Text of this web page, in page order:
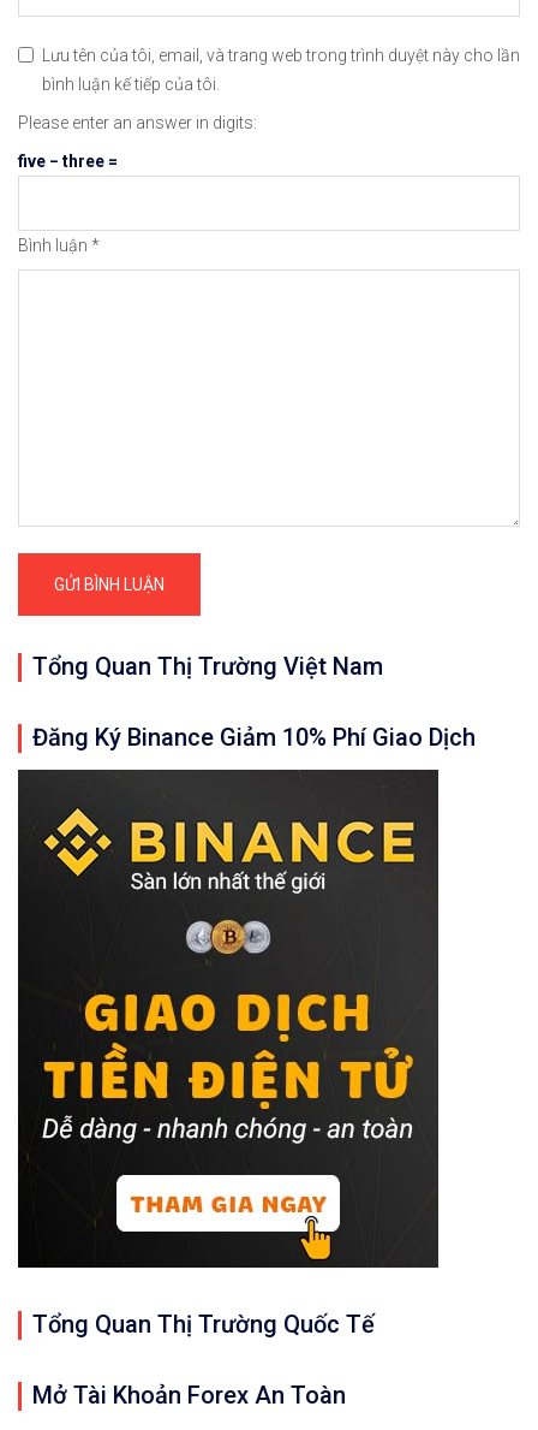
Lưu tên của tôi, email, và trang web trong trình duyệt này cho lần
bình luận kế tiếp của tôi.
Please enter an answer in digits:
five − three =
Bình luận *
Tổng Quan Thị Trường Việt Nam
Đăng Ký Binance Giảm 10% Phí Giao Dịch
Tổng Quan Thị Trường Quốc Tế
Mở Tài Khoản Forex An Toàn